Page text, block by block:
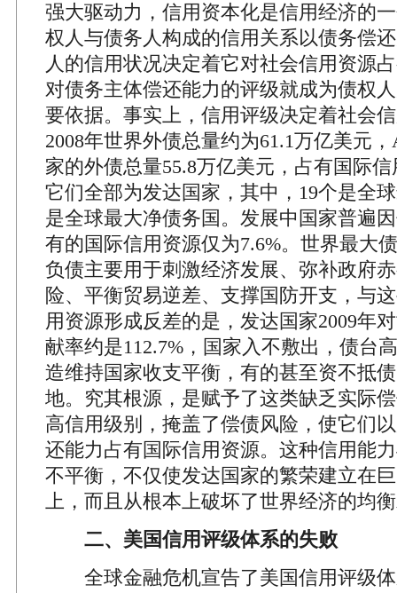
强大驱动力，信用资本化是信用经济的
权人与债务人构成的信用关系以债务偿
人的信用状况决定着它对社会信用资源
对债务主体偿还能力的评级就成为债权
要依据。事实上，信用评级决定着社会
2008年世界外债总量约为61.1万亿美元
家的外债总量55.8万亿美元，占有国际信
它们全部为发达国家，其中，19个是全
是全球最大净债务国。发展中国家普遍
有的国际信用资源仅为7.6%。世界最大
负债主要用于刺激经济发展、弥补政府
险、平衡贸易逆差、支撑国防开支，与
用资源形成反差的是，发达国家2009年
献率约是112.7%，国家入不敷出，债台
造维持国家收支平衡，有的甚至资不抵
地。究其根源，是赋予了这类缺乏实际
高信用级别，掩盖了偿债风险，使它们
还能力占有国际信用资源。这种信用能
不平衡，不仅使发达国家的繁荣建立在
上，而且从根本上破坏了世界经济的均
二、美国信用评级体系的失败
全球金融危机宣告了美国信用评级体